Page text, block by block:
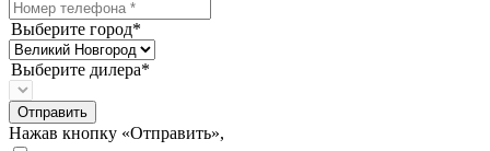
Выберите город*
Выберите дилера*
Отправить
Нажав кнопку «Отправить»,